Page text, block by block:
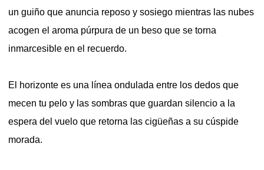
un guiño que anuncia reposo y sosiego mientras las nubes
acogen el aroma púrpura de un beso que se torna
inmarcesible en el recuerdo.
El horizonte es una línea ondulada entre los dedos que
mecen tu pelo y las sombras que guardan silencio a la
espera del vuelo que retorna las cigüeñas a su cúspide
morada.